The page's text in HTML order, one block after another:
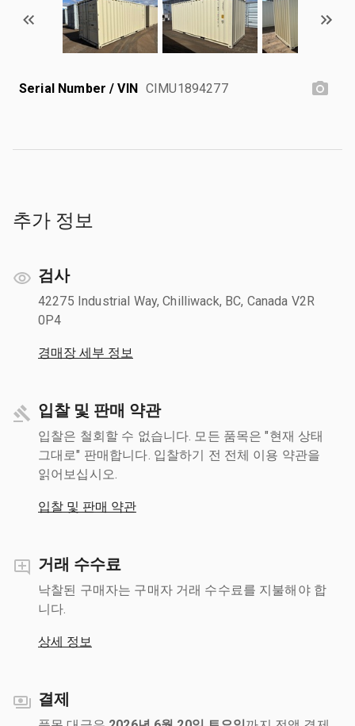
Serial Number / VIN CIMU1894277
추가 정보
검사
42275 Industrial Way, Chilliwack, BC, Canada V2R
0P4
경매장 세부 정보
입찰 및 판매 약관
입찰은 철회할 수 없습니다. 모든 품목은 "현재 상태
그대로" 판매합니다. 입찰하기 전 전체 이용 약관을
읽어보십시오.
입찰 및 판매 약관
거래 수수료
낙찰된 구매자는 구매자 거래 수수료를 지불해야 합
니다.
상세 정보
결제